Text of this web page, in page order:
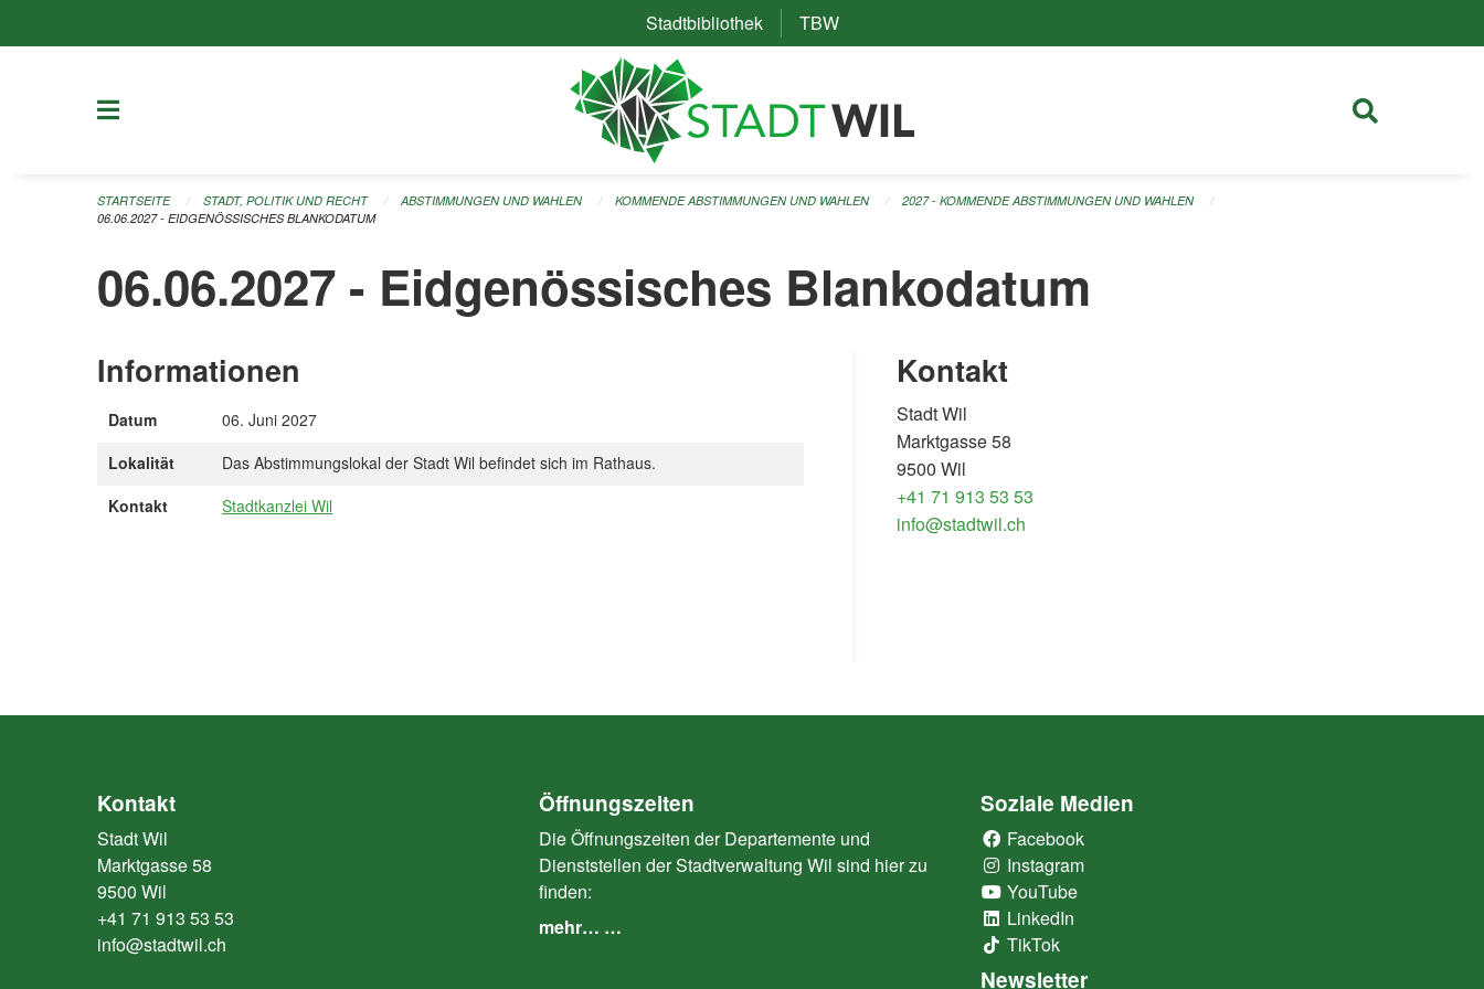
Stadtbibliothek(External Link)
TBW(External Link)
STARTSEITE STADT, POLITIK UND RECHT ABSTIMMUNGEN UND WAHLEN KOMMENDE ABSTIMMUNGEN UND WAHLEN
2027 - KOMMENDE ABSTIMMUNGEN UND WAHLEN
06.06.2027 - EIDGENÖSSISCHES BLANKODATUM
06.06.2027 - Eidgenössisches Blankodatum
Informationen
Datum
06. Juni 2027
Lokalität
Das Abstimmungslokal der Stadt Wil befindet sich im Rathaus.
Kontakt
Stadtkanzlei Wil
Kontakt
Stadt Wil
Marktgasse 58
9500 Wil
+41 71 913 53 53
info@stadtwil.ch
Kontakt
Stadt Wil
Marktgasse 58
9500 Wil
+41 71 913 53 53
info@stadtwil.ch
Öffnungszeiten
Die Öffnungszeiten der Departemente und
Dienststellen der Stadtverwaltung Wil sind hier zu
finden:
mehr… …
Soziale Medien
Facebook
Instagram
YouTube
LinkedIn
TikTok
Newsletter